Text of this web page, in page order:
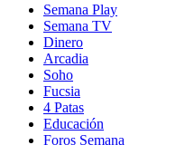
Semana Play
Semana TV
Dinero
Arcadia
Soho
in
new
window
Fucsia
in
new
window
4 Patas
Educación
Foros Semana